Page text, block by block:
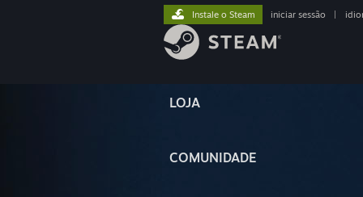
LOJA
COMUNIDADE
Instale o Steam iniciar sessão